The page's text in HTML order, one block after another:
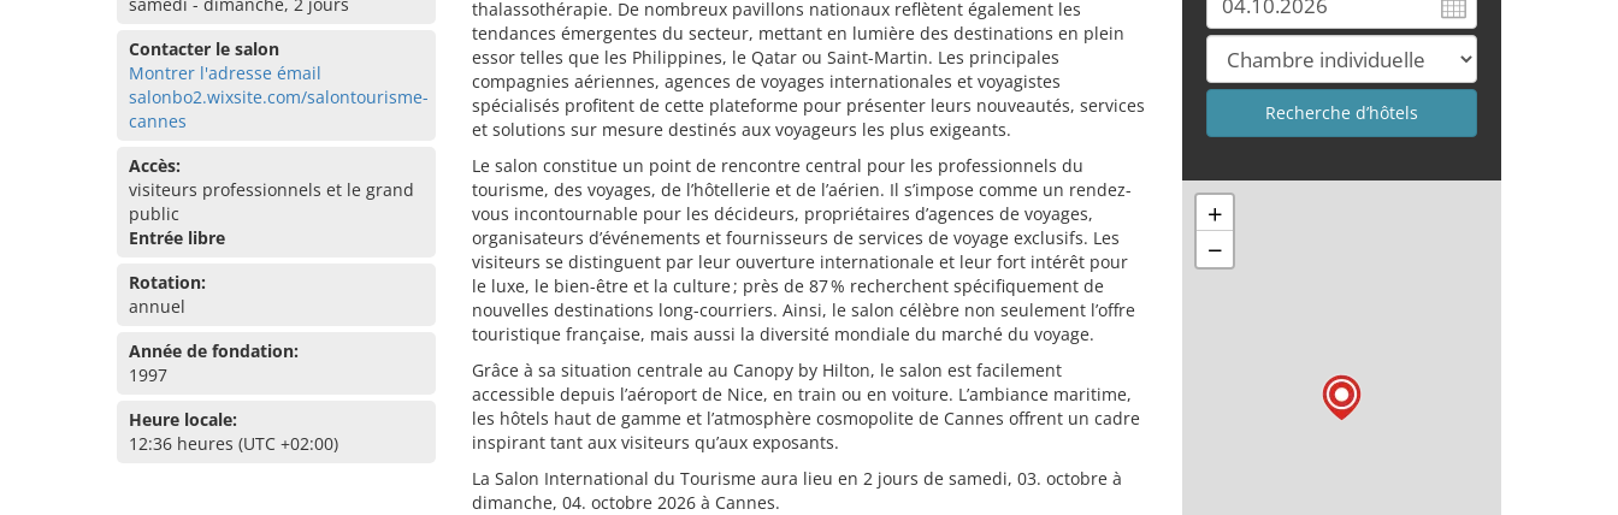
Contacter le salon
Montrer l'adresse émail
salonbo2.wixsite.com/salontourisme-
cannes
Accès:
visiteurs professionnels et le grand
public
Entrée libre
Rotation:
annuel
Année de fondation:
1997
Heure locale:
12:36 heures (UTC +02:00)
thalassothérapie. De nombreux pavillons nationaux reflètent également les
tendances émergentes du secteur, mettant en lumière des destinations en plein
essor telles que les Philippines, le Qatar ou Saint-Martin. Les principales
compagnies aériennes, agences de voyages internationales et voyagistes
spécialisés profitent de cette plateforme pour présenter leurs nouveautés, services
et solutions sur mesure destinés aux voyageurs les plus exigeants.
Le salon constitue un point de rencontre central pour les professionnels du
tourisme, des voyages, de l’hôtellerie et de l’aérien. Il s’impose comme un rendez-
vous incontournable pour les décideurs, propriétaires d’agences de voyages,
organisateurs d’événements et fournisseurs de services de voyage exclusifs. Les
visiteurs se distinguent par leur ouverture internationale et leur fort intérêt pour
le luxe, le bien-être et la culture ; près de 87 % recherchent spécifiquement de
nouvelles destinations long-courriers. Ainsi, le salon célèbre non seulement l’offre
touristique française, mais aussi la diversité mondiale du marché du voyage.
Grâce à sa situation centrale au Canopy by Hilton, le salon est facilement
accessible depuis l’aéroport de Nice, en train ou en voiture. L’ambiance maritime,
les hôtels haut de gamme et l’atmosphère cosmopolite de Cannes offrent un cadre
inspirant tant aux visiteurs qu’aux exposants.
La Salon International du Tourisme aura lieu en 2 jours de samedi, 03. octobre à
dimanche, 04. octobre 2026 à Cannes.
+
−